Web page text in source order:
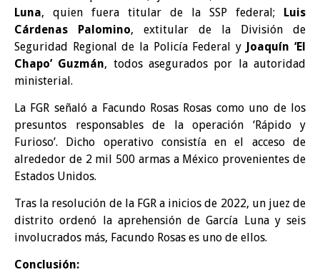
Luna, quien fuera titular de la SSP federal; Luis
Cárdenas Palomino, extitular de la División de
Seguridad Regional de la Policía Federal y Joaquín ‘El
Chapo’ Guzmán, todos asegurados por la autoridad
ministerial.
La FGR señaló a Facundo Rosas Rosas como uno de los
presuntos responsables de la operación ‘Rápido y
Furioso’. Dicho operativo consistía en el acceso de
alrededor de 2 mil 500 armas a México provenientes de
Estados Unidos.
Tras la resolución de la FGR a inicios de 2022, un juez de
distrito ordenó la aprehensión de García Luna y seis
involucrados más, Facundo Rosas es uno de ellos.
Conclusión: